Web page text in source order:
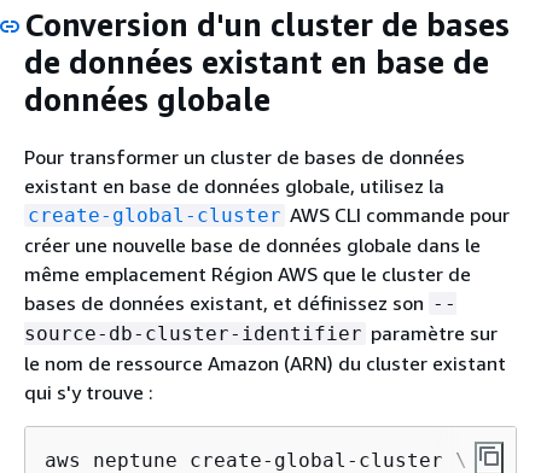
Conversion d'un cluster de bases
de données existant en base de
données globale
Pour transformer un cluster de bases de données
existant en base de données globale, utilisez la
create-global-cluster AWS CLI commande pour
créer une nouvelle base de données globale dans le
même emplacement Région AWS que le cluster de
bases de données existant, et définissez son --
source-db-cluster-identifier paramètre sur
le nom de ressource Amazon (ARN) du cluster existant
qui s'y trouve :
aws neptune create-global-cluster \